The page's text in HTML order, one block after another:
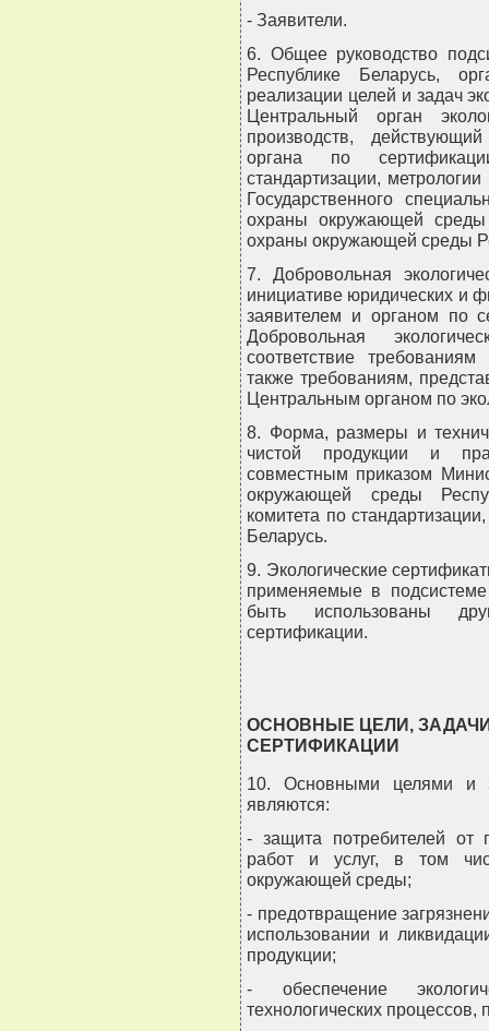
- Заявители.
6. Общее руководство
Республике Беларусь,
реализации целей и задач
Центральный орган
производств,
органа по
стандартизации,
Государственного
охраны окружающей среды
охраны окружающей среды
7. Добровольная
инициативе юридических и
заявителем и органом по
Добровольная
соответствие требованиям
также требованиям,
Центральным органом по
8. Форма, размеры и
чистой продукции и
совместным приказом
окружающей среды
комитета по
Беларусь.
9. Экологические
применяемые в подсистеме
быть использованы
сертификации.
ОСНОВНЫЕ ЦЕЛИ,
СЕРТИФИКАЦИИ
10. Основными целями и
являются:
- защита потребителей от
работ и услуг, в том
окружающей среды;
- предотвращение
использовании и
продукции;
- обеспечение
технологических процессов,